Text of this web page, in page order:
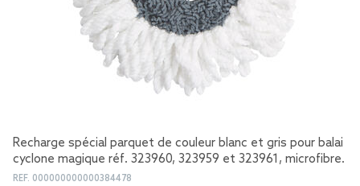
Recharge spécial parquet de couleur blanc et gris pour balai
cyclone magique réf. 323960, 323959 et 323961, microfibre.
REF. 000000000000384478